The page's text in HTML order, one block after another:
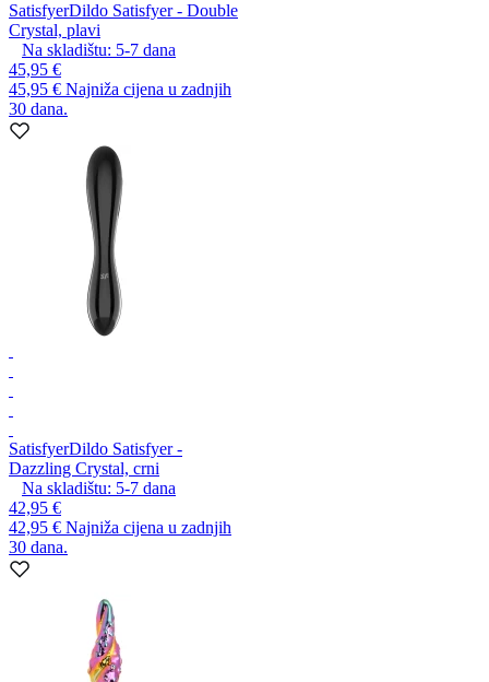
SatisfyerDildo Satisfyer - Double
Crystal, plavi
Na skladištu: 5-7 dana
45,95 €
45,95 € Najniža cijena u zadnjih
30 dana.
SatisfyerDildo Satisfyer -
Dazzling Crystal, crni
Na skladištu: 5-7 dana
42,95 €
42,95 € Najniža cijena u zadnjih
30 dana.